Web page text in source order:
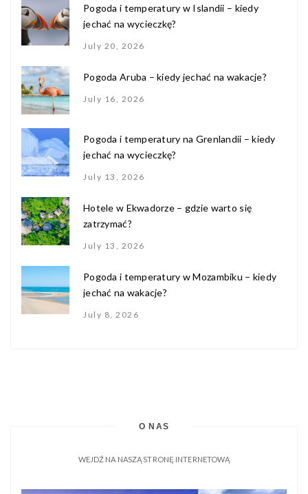
Pogoda i temperatury w Islandii – kiedy
jechać na wycieczkę?
July 20, 2026
Pogoda Aruba – kiedy jechać na wakacje?
July 16, 2026
Pogoda i temperatury na Grenlandii – kiedy
jechać na wycieczkę?
July 13, 2026
Hotele w Ekwadorze – gdzie warto się
zatrzymać?
July 13, 2026
Pogoda i temperatury w Mozambiku – kiedy
jechać na wakacje?
July 8, 2026
O NAS
WEJDŹ NA NASZĄ STRONĘ INTERNETOWĄ